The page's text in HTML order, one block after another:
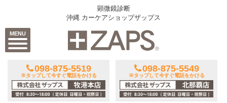
MENU
顕微鏡診断
沖縄 カーケアショップザップス
098-875-5519
※タップして今すぐ電話をかける
098-875-5549
※タップして今すぐ電話をかける